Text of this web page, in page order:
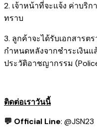
2. เจ้าหน้าที่จะแจ้ง ค่าบริก
ทราบ
3. ลูกค้าจะได้รับเอกสาร
กำหนดหลังจากชำระเงินแ
ประวัติอาชญากรรม
ติดต่อเราวันนี้
💬 Official Line: @JSN23